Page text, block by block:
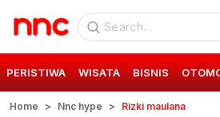
PERISTIWA WISATA BISNIS
Home Nnc hype Rizki maulana